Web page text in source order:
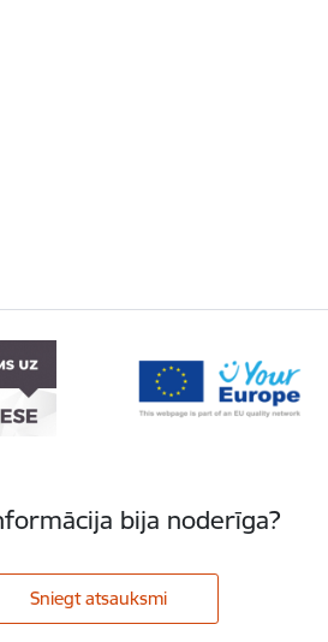
bija noderīga?
Sniegt atsauksmi